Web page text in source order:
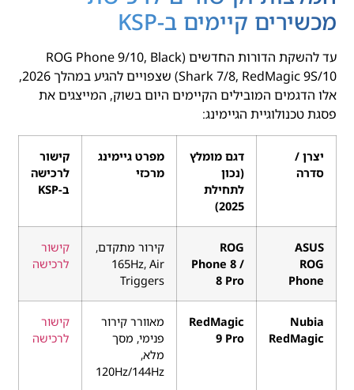
מכשירים קיימים ב-KSP
עד להשקת הדורות החדשים (ROG Phone 9/10, Black
Shark 7/8, RedMagic 9S/10) שצפויים להגיע במהלך 2026,
אלו הדגמים המובילים הקיימים היום בשוק, המייצגים את
פסגת טכנולוגיית הגיימינג:
יצרן /
סדרה
דגם מומלץ
(נכון
לתחילת
2025)
מפרט גיימינג
מרכזי
קישור
לרכישה
ב-KSP
ASUS
ROG
Phone
ROG
Phone 8 /
8 Pro
קירור מתקדם,
165Hz, Air
Triggers
קישור
לרכישה
Nubia
RedMagic
RedMagic
9 Pro
מאוורר קירור
פנימי, מסך
מלא,
120Hz/144Hz
קישור
לרכישה